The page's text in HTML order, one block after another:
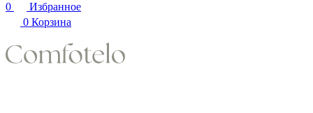
0
Избранное
0 Корзина